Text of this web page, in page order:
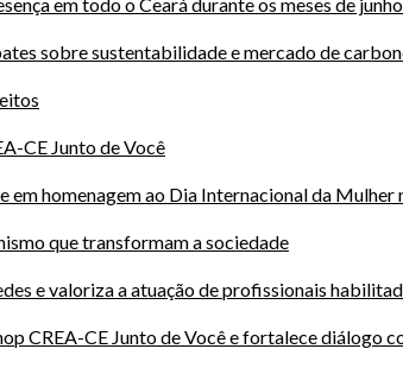
sobre sustentabilidade e mercado de
CE Junto de Você
homenagem ao Dia Internacional da Mulher
que transformam a sociedade
e valoriza a atuação de profissionais
CREA-CE Junto de Você e fortalece diálogo